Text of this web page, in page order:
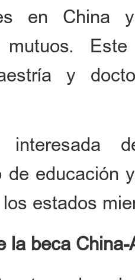
en
mutuos.
y
interesada
de educación
estados
la beca China-